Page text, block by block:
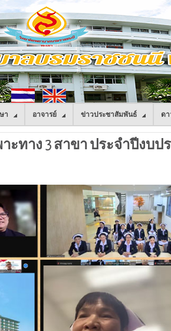
า อาจารย์ ข่าวประชาสัมพันธ์ ดา
ทาง 3 สาขา ประจำปีงบปร